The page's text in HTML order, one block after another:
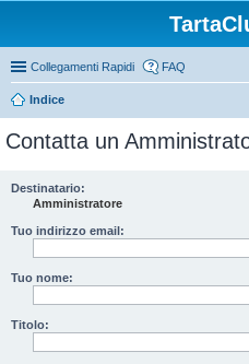
Collegamenti Rapidi FAQ
Indice
Contatta un
Destinatario:
Amministratore
Tuo indirizzo email:
Tuo nome:
Titolo: